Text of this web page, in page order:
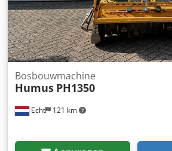
Echt 121 km
Bosbouwmachine
Humus PH1350